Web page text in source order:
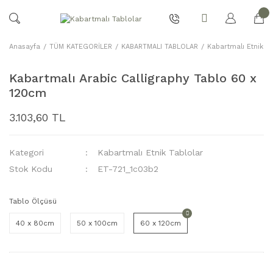
Anasayfa TÜM KATEGORİLER KABARTMALI TABLOLAR Kabartmalı Etnik
Kabartmalı Arabic Calligraphy Tablo 60 x
120cm
3.103,60 TL
Kategori
Kabartmalı Etnik Tablolar
Stok Kodu
ET-721_1c03b2
Tablo Ölçüsü
40 x 80cm 50 x 100cm 60 x 120cm